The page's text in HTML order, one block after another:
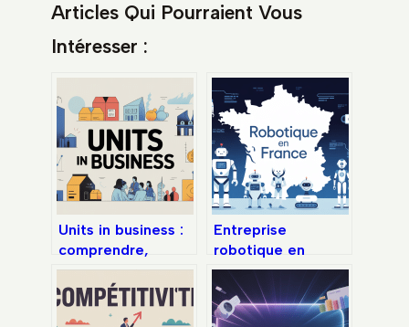
Articles Qui Pourraient Vous
Intéresser :
Units in business :
comprendre,
mesurer et
optimiser vos
performances
Entreprise
robotique en
france : panorama,
enjeux et
opportunités